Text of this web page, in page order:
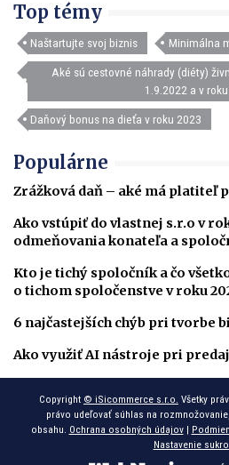
Top témy
Naštartujte svoj biznis Minimálna
Aké sú cestovné náhrady (diéty)
1.9.2022 a v
Daňový bonus na dieťa v roku 2023
Populárne
Zrážková daň – aké má platiteľ
Ako vstúpiť do vlastnej s.r.o v
odmeňovania konateľa a
Kto je tichý spoločník a čo
o tichom spoločenstve v roku
6 najčastejších chýb pri tvorbe
Ako využiť AI nástroje pri
Copyright © iSicommerce s.r.o. Všetky
právo udeľovať súhlas na
obsahu. Ochrana osobných údajov|
Nastavenie